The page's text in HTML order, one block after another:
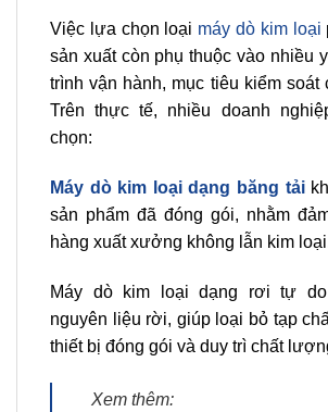
Việc lựa chọn loại máy dò kim loại
sản xuất còn phụ thuộc vào nhiều
trình vận hành, mục tiêu kiểm
Trên thực tế, nhiều doanh
chọn:
Máy dò kim loại dạng băng tải
sản phẩm đã đóng gói, nhằm
hàng xuất xưởng không lẫn kim
Máy dò kim loại dạng rơi tự
nguyên liệu rời, giúp loại bỏ tạp
thiết bị đóng gói và duy trì chất
Xem thêm: